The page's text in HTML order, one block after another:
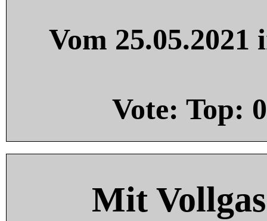
Vom
Vote: Top: 0
Mit